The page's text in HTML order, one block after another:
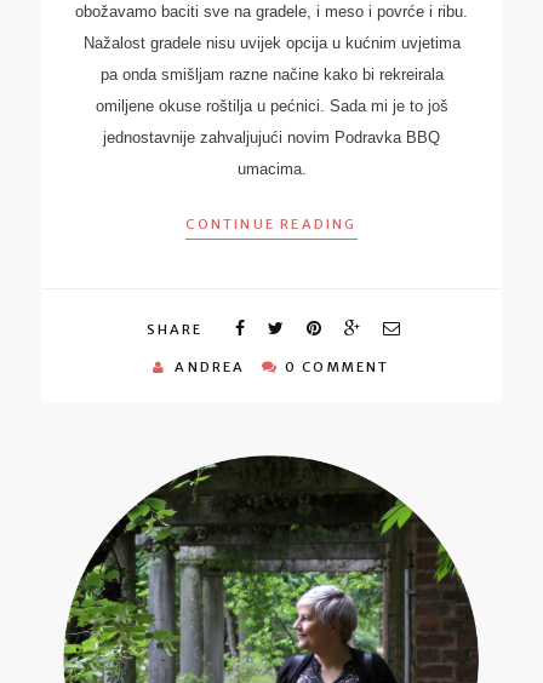
obožavamo baciti sve na gradele, i meso i povrće i ribu.
Nažalost gradele nisu uvijek opcija u kućnim uvjetima
pa onda smišljam razne načine kako bi rekreirala
omiljene okuse roštilja u pećnici. Sada mi je to još
jednostavnije zahvaljujući novim Podravka BBQ
umacima.
CONTINUE READING
SHARE
ANDREA 0 COMMENT